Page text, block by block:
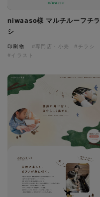
niwaaso様 マルチルーフチラ
シ
印刷物 #専門店・小売
#チラシ
#イラスト